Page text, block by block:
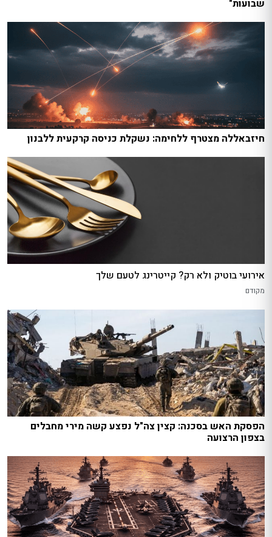
שבועות"
חיזבאללה מצטרף ללחימה: נשקלת כניסה קרקעית ללבנון
אירועי בוטיק ולא רק? קייטרינג לטעם שלך
מקודם
הפסקת האש בסכנה: קצין צה"ל נפצע קשה מירי מחבלים
בצפון הרצועה